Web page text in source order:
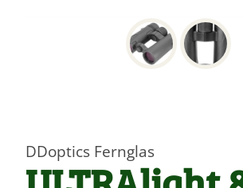
DDoptics Fernglas